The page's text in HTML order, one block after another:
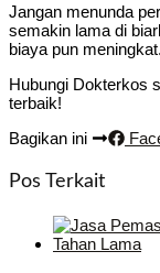
Jangan menunda
semakin lama di
biaya pun meningkat.
Hubungi Dokterkos
terbaik!
Bagikan ini
Pos Terkait